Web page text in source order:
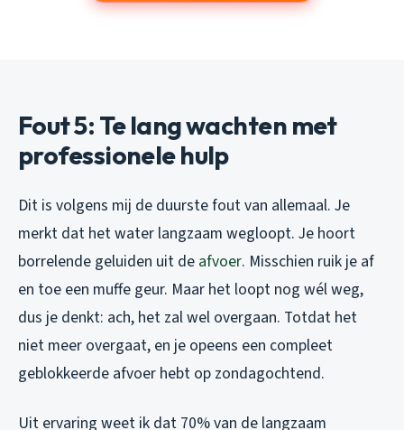
Fout 5: Te lang wachten met
professionele hulp
Dit is volgens mij de duurste fout van allemaal. Je
merkt dat het water langzaam wegloopt. Je hoort
borrelende geluiden uit de afvoer. Misschien ruik je af
en toe een muffe geur. Maar het loopt nog wél weg,
dus je denkt: ach, het zal wel overgaan. Totdat het
niet meer overgaat, en je opeens een compleet
geblokkeerde afvoer hebt op zondagochtend.
Uit ervaring weet ik dat 70% van de langzaam